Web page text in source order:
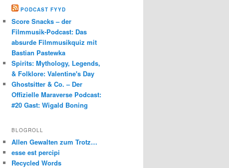
PODCAST FYYD
Score Snacks – der
Filmmusik-Podcast: Das
absurde Filmmusikquiz mit
Bastian Pastewka
Spirits: Mythology, Legends,
& Folklore: Valentine's Day
Ghostsitter & Co. – Der
Offizielle Maraverse Podcast:
#20 Gast: Wigald Boning
BLOGROLL
Allen Gewalten zum Trotz…
esse est percipi
Recycled Words